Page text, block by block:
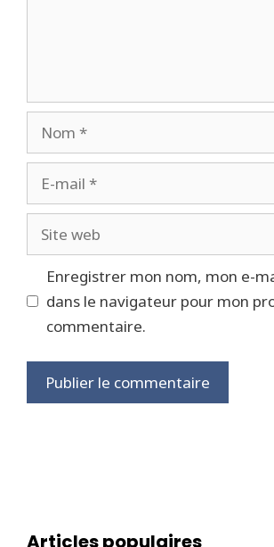
Nom
mail
Site
web
Enregistrer mon nom, mon e-
dans le navigateur pour mon
commentaire.
Articles populaires